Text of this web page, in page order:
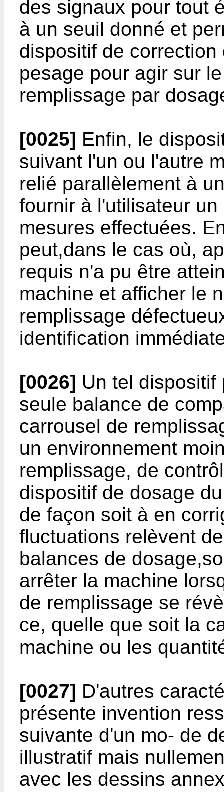
des signaux pour tout
à un seuil donné et
dispositif de
pesage pour agir sur
remplissage par
[0025] Enfin, le
suivant l'un ou l'autre
relié parallèlement à
fournir à l'utilisateur
mesures effectuées.
peut,dans le cas où,
requis n'a pu être
machine et afficher le
remplissage
identification
[0026] Un tel
seule balance de
carrousel de
un environnement
remplissage, de
dispositif de dosage
de façon soit à en
fluctuations relèvent
balances de
arrêter la machine
de remplissage se
ce, quelle que soit la
machine ou les
[0027] D'autres
présente invention
suivante d'un mo- de
illustratif mais
avec les dessins